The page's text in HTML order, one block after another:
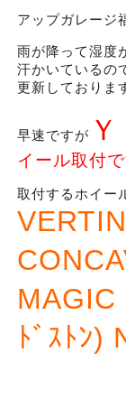
アップガレージ
雨が降って湿度
汗かいているの
更新しておりま
早速ですが
イール取付
取付するホイー
MAGIC
ﾄﾞｽﾄﾝ)